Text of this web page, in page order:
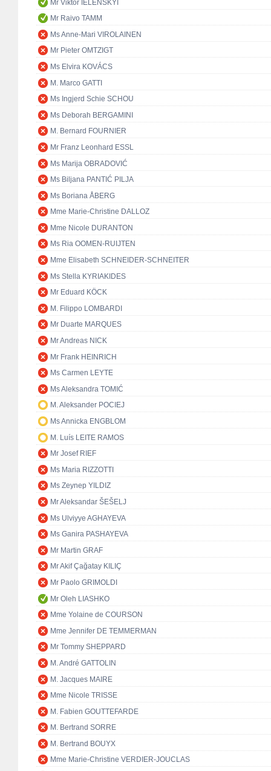
Mr Viktor IELENSKYI
Mr Raivo TAMM
Ms Anne-Mari VIROLAINEN
Mr Pieter OMTZIGT
Ms Elvira KOVÁCS
M. Marco GATTI
Ms Ingjerd Schie SCHOU
Ms Deborah BERGAMINI
M. Bernard FOURNIER
Mr Franz Leonhard ESSL
Ms Marija OBRADOVIĆ
Ms Biljana PANTIĆ PILJA
Ms Boriana ÅBERG
Mme Marie-Christine DALLOZ
Mme Nicole DURANTON
Ms Ria OOMEN-RUIJTEN
Mme Elisabeth SCHNEIDER-SCHNEITER
Ms Stella KYRIAKIDES
Mr Eduard KÖCK
M. Filippo LOMBARDI
Mr Duarte MARQUES
Mr Andreas NICK
Mr Frank HEINRICH
Ms Carmen LEYTE
Ms Aleksandra TOMIĆ
M. Aleksander POCIEJ
Ms Annicka ENGBLOM
M. Luís LEITE RAMOS
Mr Josef RIEF
Ms Maria RIZZOTTI
Ms Zeynep YILDIZ
Mr Aleksandar ŠEŠELJ
Ms Ulviyye AGHAYEVA
Ms Ganira PASHAYEVA
Mr Martin GRAF
Mr Akif Çağatay KILIÇ
Mr Paolo GRIMOLDI
Mr Oleh LIASHKO
Mme Yolaine de COURSON
Mme Jennifer DE TEMMERMAN
Mr Tommy SHEPPARD
M. André GATTOLIN
M. Jacques MAIRE
Mme Nicole TRISSE
M. Fabien GOUTTEFARDE
M. Bertrand SORRE
M. Bertrand BOUYX
Mme Marie-Christine VERDIER-JOUCLAS